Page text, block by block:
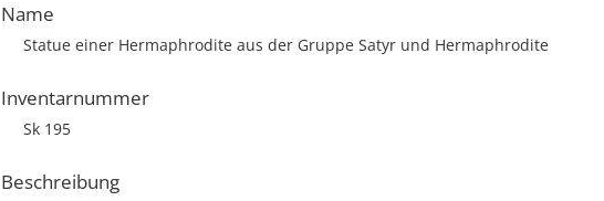
Name
Statue einer Hermaphrodite aus der Gruppe Satyr und Hermaphrodite
Inventarnummer
Sk 195
Beschreibung